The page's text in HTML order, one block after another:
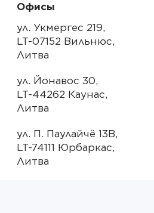
Офисы
ул. Укмергес 219,
LT-07152 Вильнюс,
Литва
ул. Йонавос 30,
LT-44262 Каунас,
Литва
ул. П. Паулайчё 13B,
LT-74111 Юрбаркас,
Литва